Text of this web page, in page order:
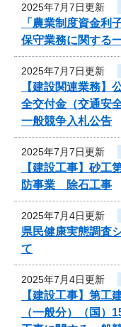
2025年7月7日更新
「農業制度資金利
保守業務に関する
2025年7月7日更新
【建設関連業務】
全交付金（交通安
一般競争入札公告
2025年7月7日更新
【建設工事】砂工
防事業 除石工事
2025年7月4日更新
県民健康実態調査
て
2025年7月4日更新
【建設工事】第
（一般分）（国）